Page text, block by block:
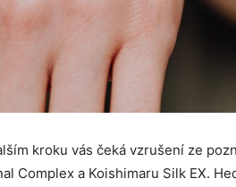
kroku vás čeká vzrušení ze
Complex a Koishimaru Silk EX.